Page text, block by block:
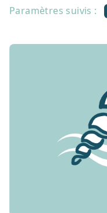
Paramètres suivis :